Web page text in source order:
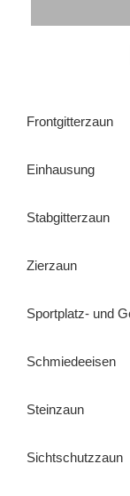
Frontgitterzaun
Einhausung
Stabgitterzaun
Zierzaun
Sportplatz- und
Schmiedeeisen
Steinzaun
Sichtschutzzaun